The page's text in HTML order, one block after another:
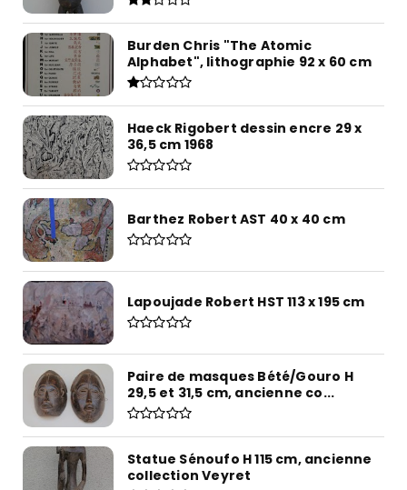
Burden Chris "The Atomic
Alphabet", lithographie 92 x 60 cm
Haeck Rigobert dessin encre 29 x
36,5 cm 1968
Barthez Robert AST 40 x 40 cm
Lapoujade Robert HST 113 x 195 cm
Paire de masques Bété/Gouro H
29,5 et 31,5 cm, ancienne co...
Statue Sénoufo H 115 cm, ancienne
collection Veyret